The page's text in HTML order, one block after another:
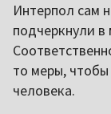
Интерпол сам
подчеркнули
то меры, чтобы
человека.